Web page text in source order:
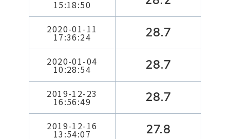
15:18:50
2020-01-11
17:36:24 28.7
2020-01-04
10:28:54 28.7
2019-12-23
16:56:49 28.7
2019-12-16
13:54:07 27.8